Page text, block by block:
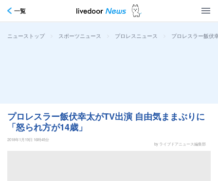
一覧
ニューストップ > スポーツニュース > プロレスニュース > プロレスラー飯伏
プロレスラー飯伏幸太がTV出演 自由気ままぶりに
「怒られ方が14歳」
2018年1月19日 16時45分
by ライブドアニュース編集部